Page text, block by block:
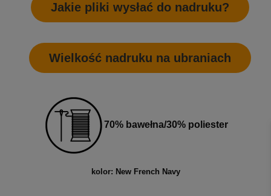
Jakie pliki wysłać do nadruku?
Wielkość nadruku na ubraniach
70% bawełna/30% poliester
kolor: New French Navy